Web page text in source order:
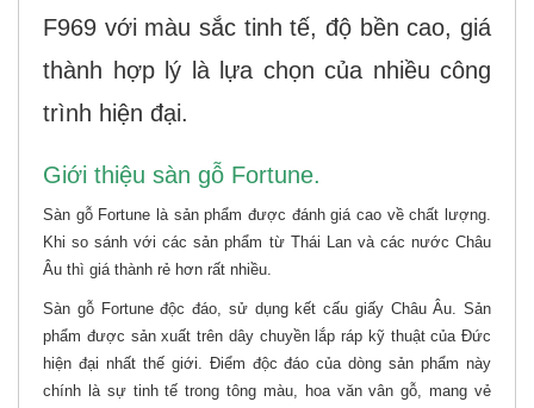
F969 với màu sắc tinh tế, độ bền cao, giá
thành hợp lý là lựa chọn của nhiều công
trình hiện đại.
Giới thiệu sàn gỗ Fortune.
Sàn gỗ Fortune là sản phẩm được đánh giá cao về chất lượng.
Khi so sánh với các sản phẩm từ Thái Lan và các nước Châu
Âu thì giá thành rẻ hơn rất nhiều.
Sàn gỗ Fortune độc đáo, sử dụng kết cấu giấy Châu Âu. Sản
phẩm được sản xuất trên dây chuyền lắp ráp kỹ thuật của Đức
hiện đại nhất thế giới. Điểm độc đáo của dòng sản phẩm này
chính là sự tinh tế trong tông màu, hoa văn vân gỗ, mang vẻ